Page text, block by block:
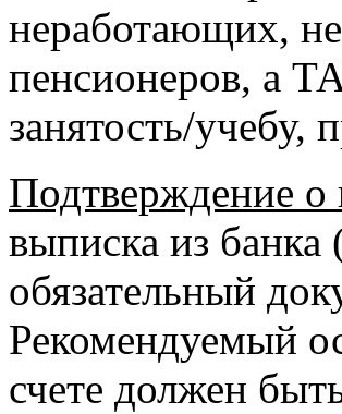
неработающих,
пенсионеров, а
занятость/учебу,
Подтверждение о
выписка из банка
обязательный
Рекомендуемый
счете должен